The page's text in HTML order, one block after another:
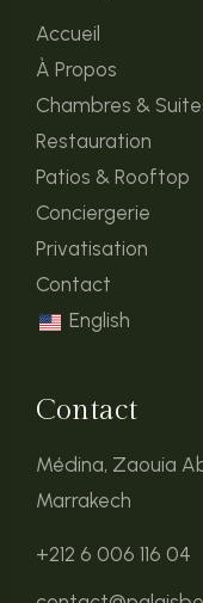
Accueil
À Propos
Chambres &
Restauration
Patios & Rooftop
Conciergerie
Privatisation
Contact
English
Contact
Médina, Zaouia
Marrakech
+212 6 006 116 04